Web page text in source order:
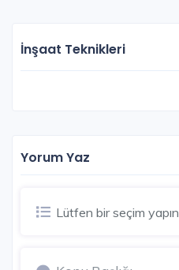
İnşaat Teknikleri
Yorum Yaz
Lütfen bir seçim yapın...